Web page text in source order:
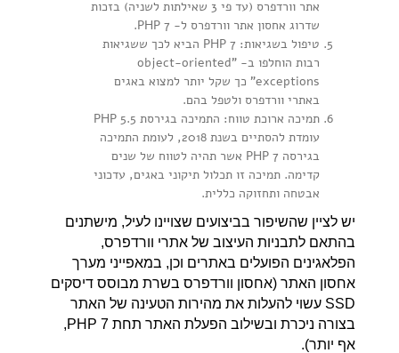
אתר וורדפרס (עד פי 3 שאילתות לשניה) בזכות
שדרוג אחסון אתר וורדפרס ל- PHP 7.
טיפול בשגיאות: PHP 7 הביא לכך ששגיאות
רבות הוחלפו ב- "object-oriented
exceptions" כך שקל יותר למצוא באגים
באתרי וורדפרס ולטפל בהם.
תמיכה ארוכת טווח: התמיכה בגירסת PHP 5.5
עומדת להסתיים בשנת 2018, לעומת התמיכה
בגירסה PHP 7 אשר תהיה לטווח של שנים
קדימה. תמיכה זו תכלול תיקוני באגים, עדכוני
אבטחה ותחזוקה כללית.
יש לציין שהשיפור בביצועים שצויינו לעיל, מישתנים
בהתאם לתבניות העיצוב של אתרי וורדפרס,
הפלאגינים הפועלים באתרים וכן, במאפייני מערך
אחסון האתר (אחסון וורדפרס בשרת מבוסס דיסקים
SSD עשוי להעלות את מהירות הטעינה של האתר
בצורה ניכרת ובשילוב הפעלת האתר תחת PHP 7,
אף יותר).